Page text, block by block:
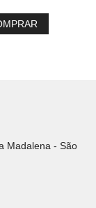
Madalena - São